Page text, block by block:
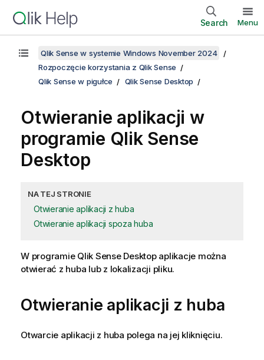
Search Menu
Qlik Sense w systemie Windows November 2024
Rozpoczęcie korzystania z Qlik Sense
Qlik Sense w pigułce
Qlik Sense Desktop
Otwieranie aplikacji w
programie Qlik Sense
Desktop
NA TEJ STRONIE
Otwieranie aplikacji z huba
Otwieranie aplikacji spoza huba
W programie Qlik Sense Desktopaplikacje można
otwierać z huba lub z lokalizacji pliku.
Otwieranie aplikacji z huba
Otwarcie aplikacji z huba polega na jej kliknięciu.